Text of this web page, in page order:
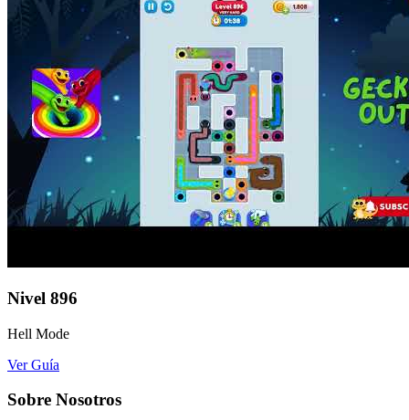
Nivel 896
Hell Mode
Ver Guía
Sobre Nosotros